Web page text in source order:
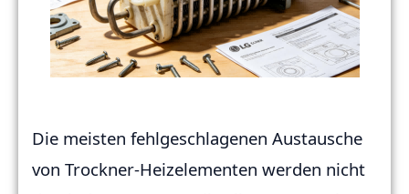
Die meisten fehlgeschlagenen Austausche
von Trockner-Heizelementen werden nicht